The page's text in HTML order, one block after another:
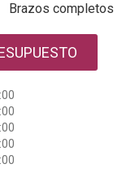
Brazos completos